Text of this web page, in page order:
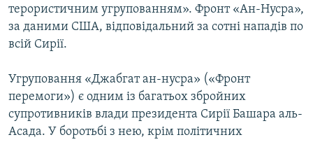
терористичним угрупованням». Фронт «Ан-Нусра»,
за даними США, відповідальний за сотні нападів по
всій Сирії.
Угруповання «Джабгат ан-нусра» («Фронт
перемоги») є одним із багатьох збройних
супротивників влади президента Сирії Башара аль-
Асада. У боротьбі з нею, крім політичних